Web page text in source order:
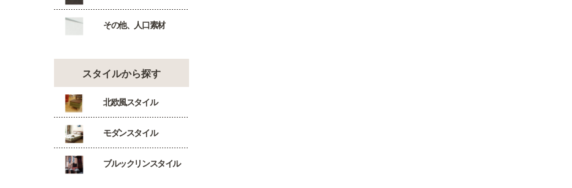
その他、人口素材
スタイルから探す
北欧風スタイル
モダンスタイル
ブルックリンスタイル